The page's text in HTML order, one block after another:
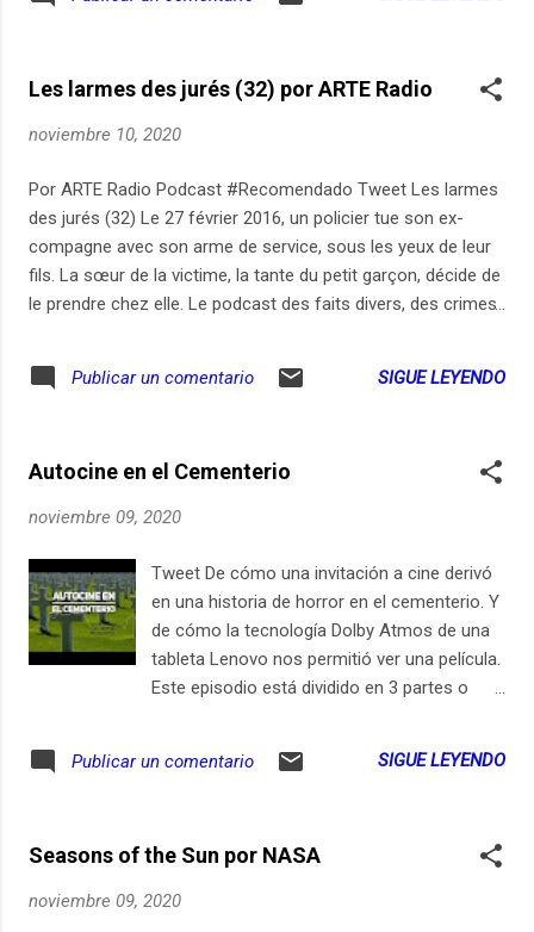
Les larmes des jurés (32) por ARTE Radio
noviembre 10, 2020
Por ARTE Radio Podcast #Recomendado Tweet Les larmes
des jurés (32) Le 27 février 2016, un policier tue son ex-
compagne avec son arme de service, sous les yeux de leur
fils. La sœur de la victime, la tante du petit garçon, décide de
le prendre chez elle. Le podcast des faits divers, des crimes
détail, la chroniqueuse judiciaire Elise Costa jure de
raconter «sans haine et sans crainte» l’inhumain en chacun
Réalisation et musique originale : Sara Monimart et Charlie
Publicar un comentario SIGUE LEYENDO
Autocine en el Cementerio
noviembre 09, 2020
Tweet De cómo una invitación a cine derivó
en una historia de horror en el cementerio. Y
de cómo la tecnología Dolby Atmos de una
tableta Lenovo nos permitió ver una película.
Este episodio está dividido en 3 partes o
Parte 3: Probando Platzi (22:11) Es una
captados con mi teléfono. Las músicas son
Publicar un comentario SIGUE LEYENDO
Seasons of the Sun por NASA
noviembre 09, 2020